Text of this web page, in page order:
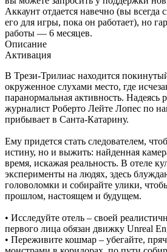
Аккаунт отдается навечно (вы всегда
его для игры, пока он работает), но
работы — 6 месяцев.
Описание
Активация
В Трези-Трилиас находится
окруженное слухами место, где
паранормальная активность. Надеясь
журналист Роберто Лейте Лопес по
прибывает в Санта-Катарину.
Ему придется стать следователем,
истину, но и выжить: найденная
время, искажая реальность. В отеле
эксперименты на людях, здесь
головоломки и собирайте улики,
прошлом, настоящем и будущем.
• Исследуйте отель – своей
первого лица обязан движку Unreal
• Переживите кошмар – убегайте,